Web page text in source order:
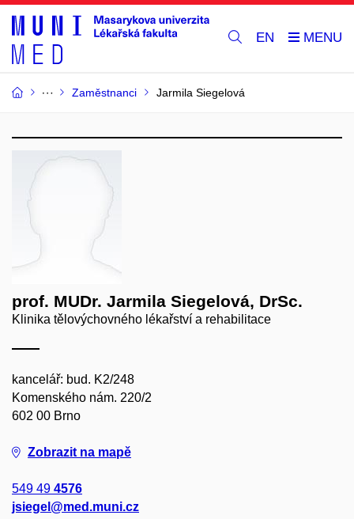
EN
Zaměstnanci Jarmila Siegelová
prof. MUDr. Jarmila Siegelová, DrSc.
Klinika tělovýchovného lékařství a rehabilitace
kancelář: bud. K2/248
Komenského nám. 220/2
602 00 Brno
Zobrazit na mapě
549 49 4576
jsiegel@med.muni.cz